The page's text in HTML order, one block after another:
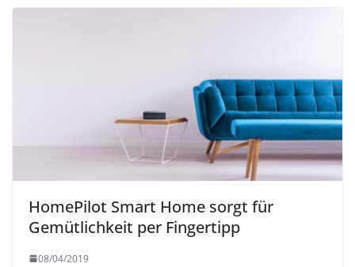
HomePilot Smart Home sorgt für
Gemütlichkeit per Fingertipp
08/04/2019